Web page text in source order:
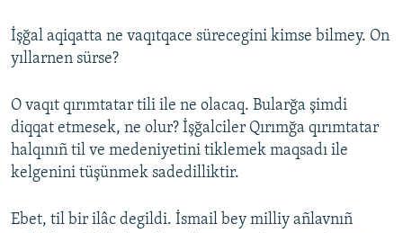
İşğal aqiqatta ne vaqıtqace sürecegini kimse bilmey. On
yıllarnen sürse?
O vaqıt qırımtatar tili ile ne olacaq. Bularğa şimdi
diqqat etmesek, ne olur? İşğalciler Qırımğa qırımtatar
halqınıñ til ve medeniyetini tiklemek maqsadı ile
kelgenini tüşünmek sadedilliktir.
Ebet, til bir ilâc degildi. İsmail bey milliy añlavnıñ